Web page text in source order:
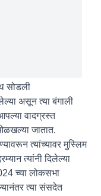
सोडली
असून त्या बंगाली
वादग्रस्त
जातात.
त्यांच्यावर मुस्लिम
त्यांनी दिलेल्या
च्या लोकसभा
त्या संसदेत